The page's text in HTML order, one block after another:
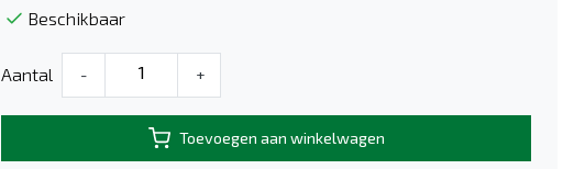
Beschikbaar
Aantal - +
Toevoegen aan winkelwagen